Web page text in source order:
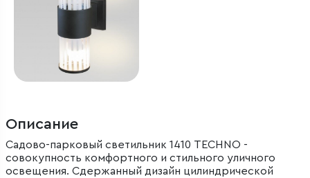
Описание
Садово-парковый светильник 1410 TECHNO -
совокупность комфортного и стильного уличного
освещения. Сдержанный дизайн цилиндрической